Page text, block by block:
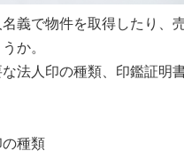
義で物件を取得したり、
か。
法人印の種類、印鑑証明
種類